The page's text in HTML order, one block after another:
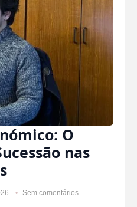
O
nas
Sem comentários